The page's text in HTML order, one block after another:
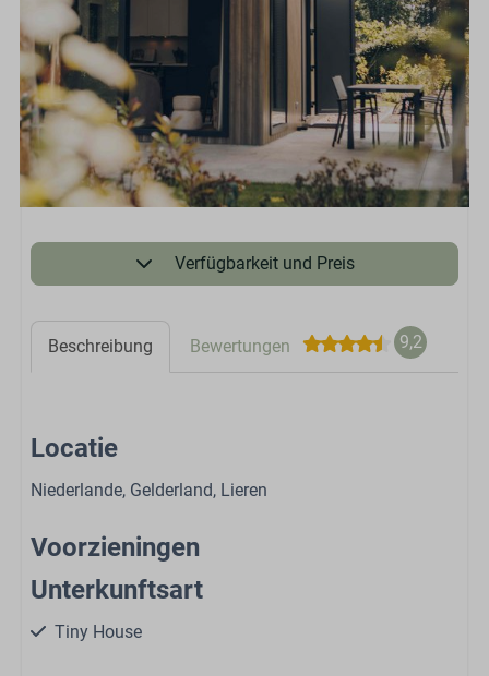
Verfügbarkeit und Preis
Beschreibung Bewertungen 9,2
Locatie
Niederlande, Gelderland, Lieren
Voorzieningen
Unterkunftsart
Tiny House